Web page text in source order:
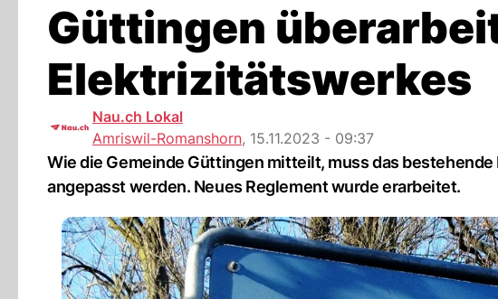
Güttingen
Elektrizitätswerkes
Nau.ch Lokal
Amriswil-Romanshorn, 15.11.2023 - 09:37
Wie die Gemeinde Güttingen mitteilt, muss das
angepasst werden. Neues Reglement wurde erarbeitet.